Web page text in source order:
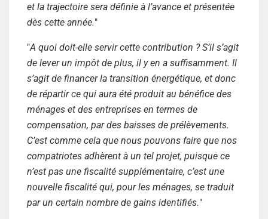
et la trajectoire sera définie à l’avance et présentée
dès cette année."
"A quoi doit-elle servir cette contribution ? S’il s’agit
de lever un impôt de plus, il y en a suffisamment. Il
s’agit de financer la transition énergétique, et donc
de répartir ce qui aura été produit au bénéfice des
ménages et des entreprises en termes de
compensation, par des baisses de prélèvements.
C’est comme cela que nous pouvons faire que nos
compatriotes adhèrent à un tel projet, puisque ce
n’est pas une fiscalité supplémentaire, c’est une
nouvelle fiscalité qui, pour les ménages, se traduit
par un certain nombre de gains identifiés."